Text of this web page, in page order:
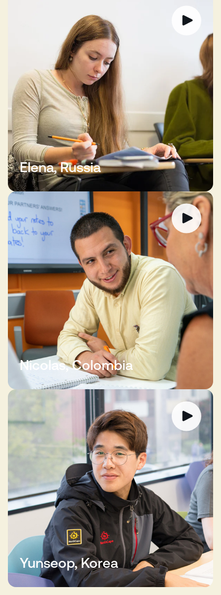
Elena, Russia
Nicolas, Colombia
Yunseop, Korea